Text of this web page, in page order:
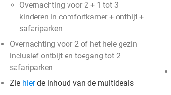
Overnachting voor 2 + 1 tot 3
kinderen in comfortkamer + ontbijt +
safariparken
Overnachting voor 2 of het hele gezin
inclusief ontbijt en toegang tot 2
safariparken
Zie hierde inhoud van de multideals